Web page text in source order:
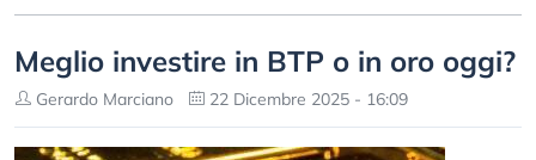
Meglio investire in BTP o in oro oggi?
Gerardo Marciano 22 Dicembre 2025 - 16:09